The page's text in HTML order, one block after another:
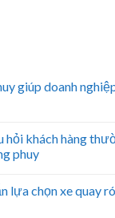
giúp doanh
hỏi khách hàng
phuy
lựa chọn xe quay